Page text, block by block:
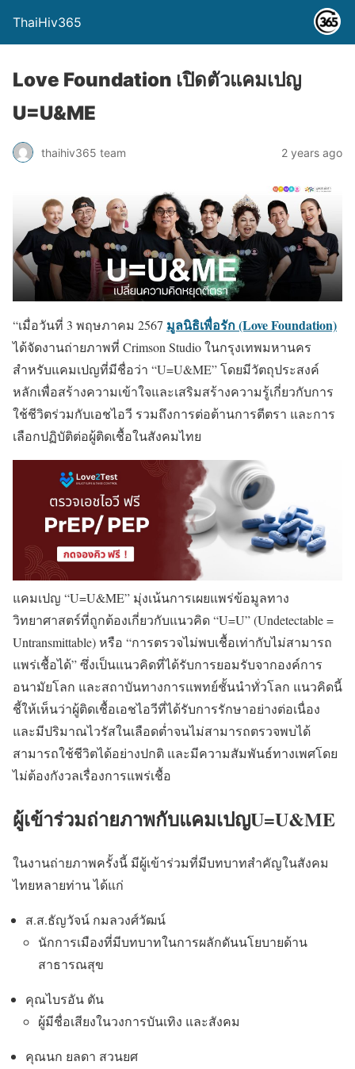
ThaiHiv365
Love Foundation เปิดตัวแคมเปญ
U=U&ME
thaihiv365 team 2 years ago
“เมื่อวันที่ 3 พฤษภาคม 2567 มูลนิธิเพื่อรัก (Love Foundation)
ได้จัดงานถ่ายภาพที่ Crimson Studio ในกรุงเทพมหานคร
สำหรับแคมเปญที่มีชื่อว่า “U=U&ME” โดยมีวัตถุประสงค์
หลักเพื่อสร้างความเข้าใจและเสริมสร้างความรู้เกี่ยวกับการ
ใช้ชีวิตร่วมกับเอชไอวี รวมถึงการต่อต้านการตีตรา และการ
เลือกปฏิบัติต่อผู้ติดเชื้อในสังคมไทย
แคมเปญ “U=U&ME” มุ่งเน้นการเผยแพร่ข้อมูลทาง
วิทยาศาสตร์ที่ถูกต้องเกี่ยวกับแนวคิด “U=U” (Undetectable =
Untransmittable) หรือ “การตรวจไม่พบเชื้อเท่ากับไม่สามารถ
แพร่เชื้อได้” ซึ่งเป็นแนวคิดที่ได้รับการยอมรับจากองค์การ
อนามัยโลก และสถาบันทางการแพทย์ชั้นนำทั่วโลก แนวคิดนี้
ชี้ให้เห็นว่าผู้ติดเชื้อเอชไอวีที่ได้รับการรักษาอย่างต่อเนื่อง
และมีปริมาณไวรัสในเลือดต่ำจนไม่สามารถตรวจพบได้
สามารถใช้ชีวิตได้อย่างปกติ และมีความสัมพันธ์ทางเพศโดย
ไม่ต้องกังวลเรื่องการแพร่เชื้อ
ผู้เข้าร่วมถ่ายภาพกับแคมเปญU=U&ME
ในงานถ่ายภาพครั้งนี้ มีผู้เข้าร่วมที่มีบทบาทสำคัญในสังคม
ไทยหลายท่าน ได้แก่
ส.ส.ธัญวัจน์ กมลวงศ์วัฒน์
นักการเมืองที่มีบทบาทในการผลักดันนโยบายด้าน
สาธารณสุข
คุณไบรอัน ตัน
ผู้มีชื่อเสียงในวงการบันเทิง และสังคม
คุณนก ยลดา สวนยศ